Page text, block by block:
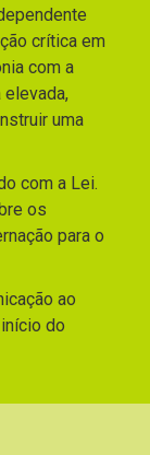
crítica em
com a
uma
com a Lei.
os
para o
ao
do